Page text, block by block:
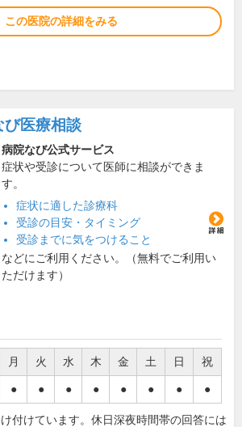
この医院の詳細をみる
び医療相談
病院なび公式サービス
症状や受診について医師に相談ができま
す。
症状に適した診療科
受診の目安・タイミング
受診までに気をつけること
などにご利用ください。（無料でご利用い
ただけます）
月 火 水 木 金 土 日 祝
● ● ● ● ● ● ● ●
付けています。休日深夜時間帯の回答には